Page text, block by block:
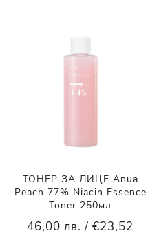
ТОНЕР ЗА ЛИЦЕ Anua
Peach 77% Niacin Essence
Toner 250мл
46,00 лв. / €23,52